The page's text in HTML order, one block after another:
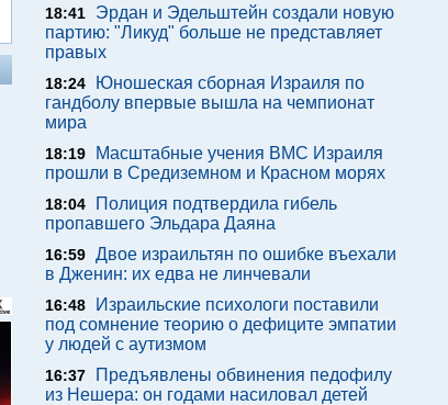
18:41
Эрдан и Эдельштейн создали новую
партию: "Ликуд" больше не представляет
правых
18:24
Юношеская сборная Израиля по
гандболу впервые вышла на чемпионат
мира
18:19
Масштабные учения ВМС Израиля
прошли в Средиземном и Красном морях
18:04
Полиция подтвердила гибель
пропавшего Эльдара Даяна
16:59 Двое израильтян по ошибке въехали
в Дженин: их едва не линчевали
16:48
Израильские психологи поставили
под сомнение теорию о дефиците эмпатии
у людей с аутизмом
16:37
Предъявлены обвинения педофилу
из Нешера: он годами насиловал детей